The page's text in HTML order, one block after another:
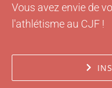
Vous avez envie de
l'athlétisme au CJF !